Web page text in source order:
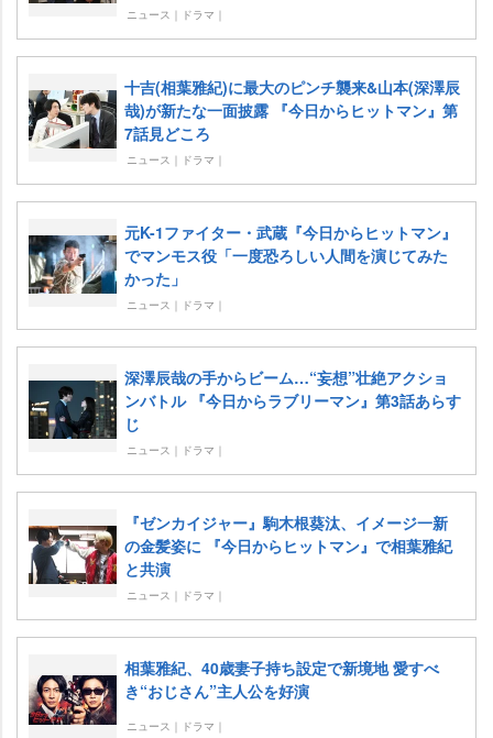
ニュース｜ドラマ｜
十吉(相葉雅紀)に最大のピンチ襲来&山本(深澤辰
哉)が新たな一面披露 『今日からヒットマン』第
7話見どころ
ニュース｜ドラマ｜
元K-1ファイター・武蔵『今日からヒットマン』
でマンモス役「一度恐ろしい人間を演じてみた
かった」
ニュース｜ドラマ｜
深澤辰哉の手からビーム…“妄想”壮絶アクショ
ンバトル 『今日からラブリーマン』第3話あらす
じ
ニュース｜ドラマ｜
『ゼンカイジャー』駒木根葵汰、イメージ一新
の金髪姿に 『今日からヒットマン』で相葉雅紀
と共演
ニュース｜ドラマ｜
相葉雅紀、40歳妻子持ち設定で新境地 愛すべ
き“おじさん”主人公を好演
ニュース｜ドラマ｜